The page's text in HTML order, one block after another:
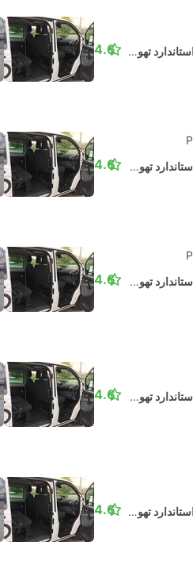
استاندارد تهویه مطبوع 4.6
تهویه مطبوع 4.6
تهویه مطبوع 4.6
تهویه مطبوع 4.6
استاندارد تهویه مطبوع 4.6